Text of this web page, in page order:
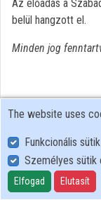
Az előadás a
belül hangzott el.
Minden jog
User Policy
Adatkezelési
Cookie Policy
The website uses
Funkcionális
Személyes sütik
Elfogad Elutasít